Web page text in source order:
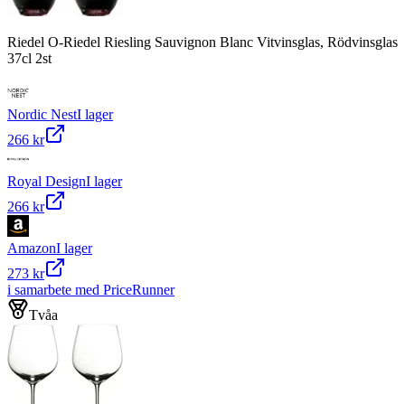
Riedel O-Riedel Riesling Sauvignon Blanc Vitvinsglas, Rödvinsglas
37cl 2st
Nordic NestI lager
266 kr
Royal DesignI lager
266 kr
AmazonI lager
273 kr
i samarbete med PriceRunner
Tvåa